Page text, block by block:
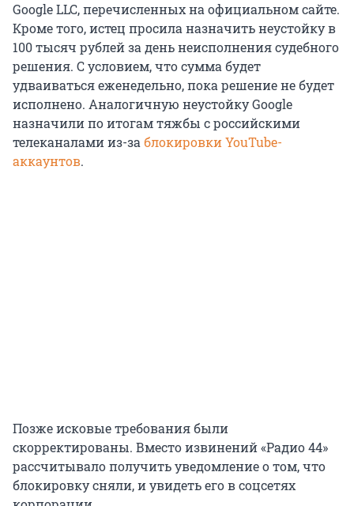
Google LLC, перечисленных на официальном сайте.
Кроме того, истец просила назначить неустойку в
100 тысяч рублей за день неисполнения судебного
решения. С условием, что сумма будет
удваиваться еженедельно, пока решение не будет
исполнено. Аналогичную неустойку Google
назначили по итогам тяжбы с российскими
телеканалами из-заблокировки YouTube-
аккаунтов.
Позже исковые требования были
скорректированы. Вместо извинений «Радио 44»
рассчитывало получить уведомление о том, что
блокировку сняли, и увидеть его в соцсетях